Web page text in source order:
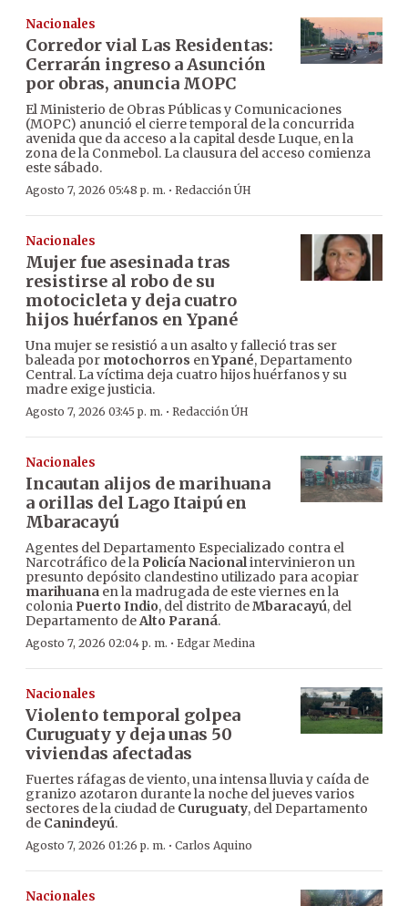
Nacionales
Corredor vial Las Residentas:
Cerrarán ingreso a Asunción
por obras, anuncia MOPC
El Ministerio de Obras Públicas y Comunicaciones
(MOPC) anunció el cierre temporal de la concurrida
avenida que da acceso a la capital desde Luque, en la
zona de la Conmebol. La clausura del acceso comienza
este sábado.
Agosto 7, 2026 05:48 p. m. · Redacción ÚH
Nacionales
Mujer fue asesinada tras
resistirse al robo de su
motocicleta y deja cuatro
hijos huérfanos en Ypané
Una mujer se resistió a un asalto y falleció tras ser
baleada por motochorros enYpané, Departamento
Central. La víctima deja cuatro hijos huérfanos y su
madre exige justicia.
Agosto 7, 2026 03:45 p. m. · Redacción ÚH
Nacionales
Incautan alijos de marihuana
a orillas del Lago Itaipú en
Mbaracayú
Agentes del Departamento Especializado contra el
Narcotráfico de la Policía Nacionalintervinieron un
presunto depósito clandestino utilizado para acopiar
marihuana en la madrugada de este viernes en la
colonia Puerto Indio, del distrito deMbaracayú, del
Departamento deAlto Paraná.
Agosto 7, 2026 02:04 p. m. · Edgar Medina
Nacionales
Violento temporal golpea
Curuguaty y deja unas 50
viviendas afectadas
Fuertes ráfagas de viento, una intensa lluvia y caída de
granizo azotaron durante la noche del jueves varios
sectores de la ciudad de Curuguaty, del Departamento
de Canindeyú.
Agosto 7, 2026 01:26 p. m. · Carlos Aquino
Nacionales